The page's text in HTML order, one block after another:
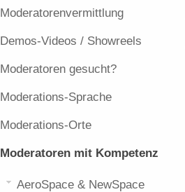
Moderatorenvermittlung
Demos-Videos / Showreels
Moderatoren gesucht?
Moderations-Sprache
Moderations-Orte
Moderatoren mit Kompetenz
AeroSpace & NewSpace